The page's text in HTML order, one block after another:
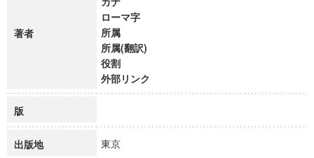
著者
ローマ字
所属
所属(翻訳)
役割
外部リンク
版
出版地 東京